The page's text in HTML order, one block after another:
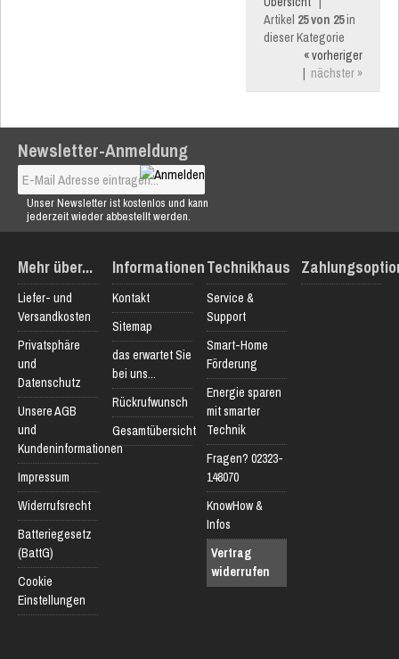
Artikel 25 von 25in
dieser Kategorie
« vorheriger
| nächster »
Newsletter-Anmeldung
Unser Newsletter ist kostenlos und kann
jederzeit wieder abbestellt werden.
Mehr über...
Liefer- und
Versandkosten
Privatsphäre
und
Datenschutz
Unsere AGB
und
Kundeninformationen
Impressum
Widerrufsrecht
Batteriegesetz
(BattG)
Cookie
Einstellungen
Informationen
Kontakt
Sitemap
das erwartet Sie
bei uns...
Rückrufwunsch
Gesamtübersicht
Technikhaus
Service &
Support
Smart-Home
Förderung
Energie sparen
mit smarter
Technik
Fragen? 02323-
148070
KnowHow &
Infos
Vertrag
widerrufen